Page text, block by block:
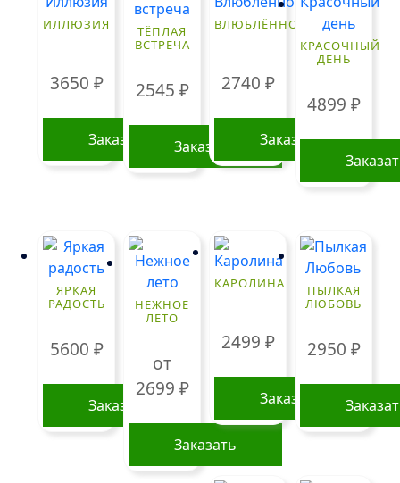
ИЛЛЮЗИЯ
3650 ₽
Заказать
ТЁПЛАЯ
ВСТРЕЧА
2545 ₽
Заказать
ВЛЮБЛЁННОСТЬ
2740 ₽
Заказать
КРАСОЧНЫЙ
ДЕНЬ
4899 ₽
ЯРКАЯ
РАДОСТЬ
5600 ₽
Заказать
НЕЖНОЕ
ЛЕТО
от
2699 ₽
Заказать
КАРОЛИНА
2499 ₽
Заказать
ПЫЛКАЯ
ЛЮБОВЬ
2950 ₽